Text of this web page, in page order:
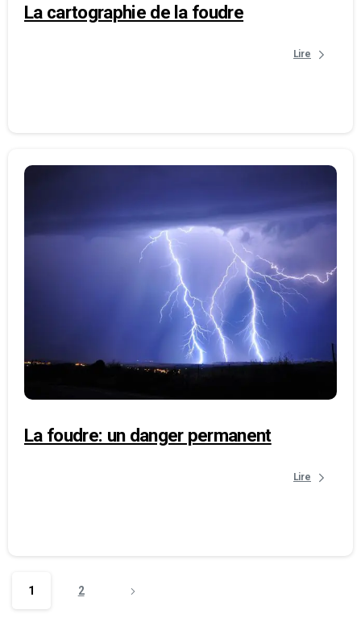
La cartographie de la foudre
Lire
La foudre: un danger permanent
Lire
1 2